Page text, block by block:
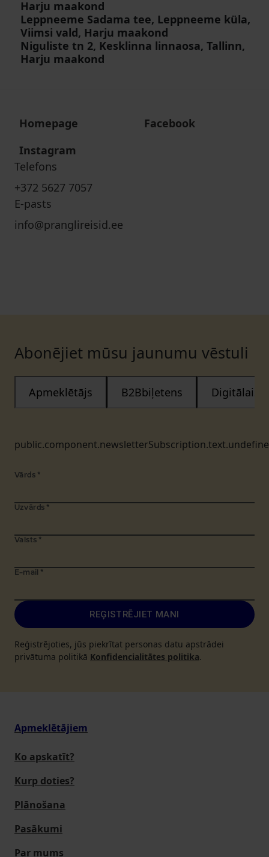
Harju maakond
Leppneeme Sadama tee, Leppneeme küla,
Viimsi vald, Harju maakond
Niguliste tn 2, Kesklinna linnaosa, Tallinn,
Harju maakond
Homepage
Facebook
Instagram
Telefons
+372 5627 7057
E-pasts
info@pranglireisid.ee
Abonējiet mūsu jaunumu vēstuli
Apmeklētājs B2Bbiļetens Digitālais
Vārds *
Uzvārds *
Valsts *
E-mail *
REĢISTRĒJIET MANI
Reģistrējoties, jūs piekrītat personas datu apstrādei
privātuma politikā Konfidencialitātes politika.
Apmeklētājiem
Ko apskatīt?
Kurp doties?
Plānošana
Pasākumi
Par mums